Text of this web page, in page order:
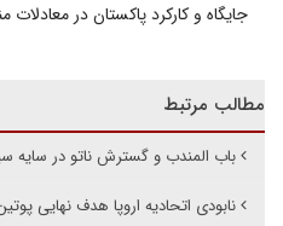
جایگاه و کارکرد پاکستان در معادلات
مطالب مرتبط
باب المندب و گسترش ناتو در
نابودی اتحادیه اروپا هدف نهایی